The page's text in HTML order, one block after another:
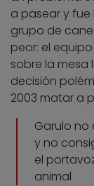
a pasear y
grupo de
peor: el
sobre la mesa
decisión
2003 matar a
Garulo no
y no
el
animal